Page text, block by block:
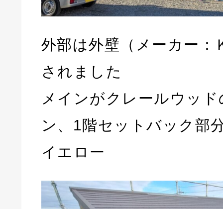
外部は外壁（メーカー：
されました
メインがクレールウッ
ン、1階セットバック部
イエロー